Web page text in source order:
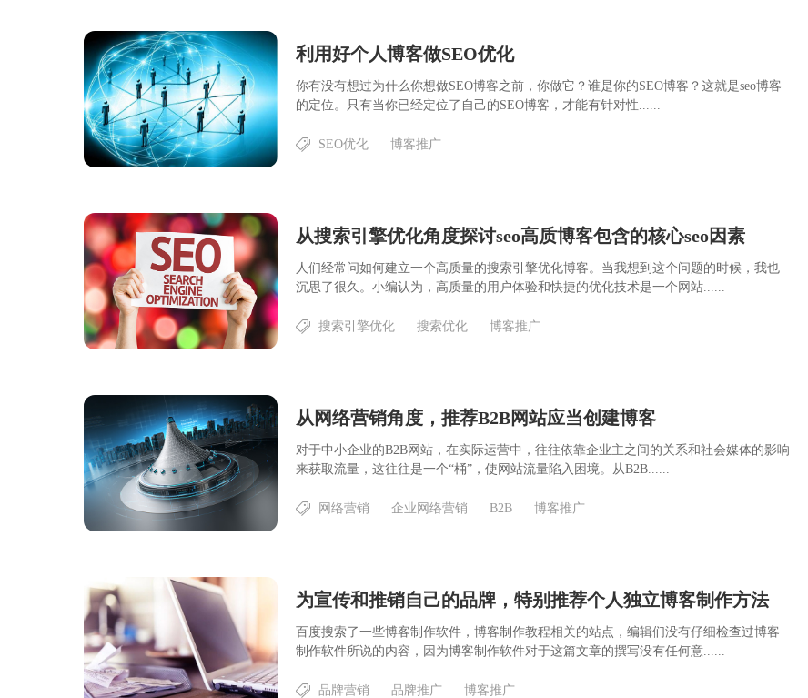
利用好个人博客做SEO优化
你有没有想过为什么你想做SEO博客之前，你做它？谁是你的SEO博客？这就是seo博客
的定位。只有当你已经定位了自己的SEO博客，才能有针对性......
SEO优化 博客推广
从搜索引擎优化角度探讨seo高质博客包含的核心seo因素
人们经常问如何建立一个高质量的搜索引擎优化博客。当我想到这个问题的时候，我也
沉思了很久。小编认为，高质量的用户体验和快捷的优化技术是一个网站......
搜索引擎优化 搜索优化 博客推广
从网络营销角度，推荐B2B网站应当创建博客
对于中小企业的B2B网站，在实际运营中，往往依靠企业主之间的关系和社会媒体的影响
来获取流量，这往往是一个“桶”，使网站流量陷入困境。从B2B......
网络营销 企业网络营销 B2B 博客推广
为宣传和推销自己的品牌，特别推荐个人独立博客制作方法
百度搜索了一些博客制作软件，博客制作教程相关的站点，编辑们没有仔细检查过博客
制作软件所说的内容，因为博客制作软件对于这篇文章的撰写没有任何意......
品牌营销 品牌推广 博客推广